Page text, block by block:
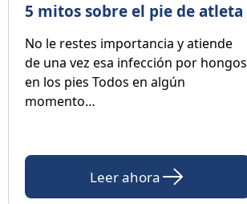
5 mitos sobre el pie de atleta
No le restes importancia y atiende
de una vez esa infección por hongos
en los pies Todos en algún
momento…
Leer ahora